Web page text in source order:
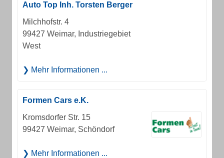
Auto Top Inh. Torsten Berger
Milchhofstr. 4
99427 Weimar, Industriegebiet
West
Mehr Informationen ...
Formen Cars e.K.
Kromsdorfer Str. 15
99427 Weimar, Schöndorf
Mehr Informationen ...